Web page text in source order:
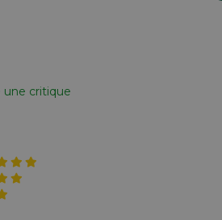
une critique